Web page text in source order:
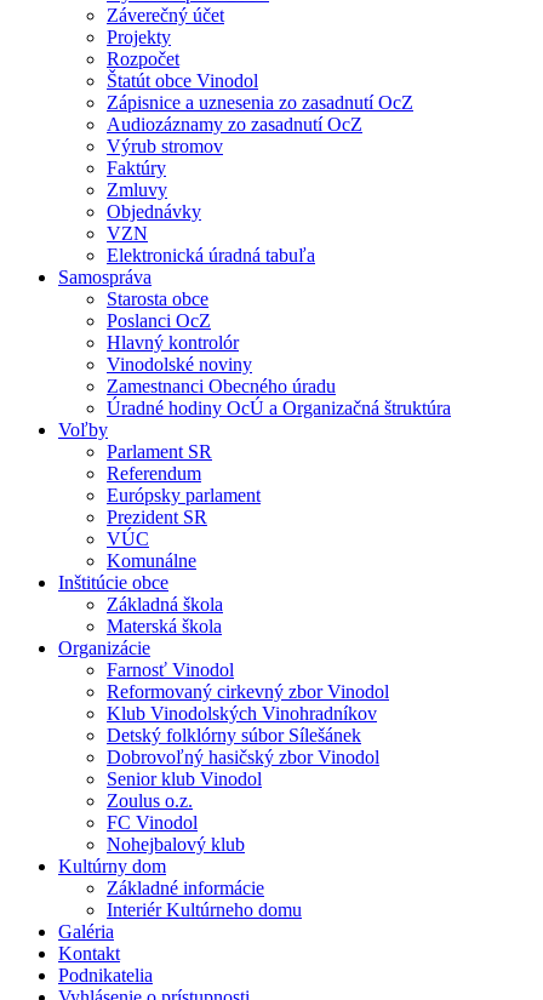
Záverečný účet
Projekty
Rozpočet
Štatút obce Vinodol
Zápisnice a uznesenia zo zasadnutí OcZ
Audiozáznamy zo zasadnutí OcZ
Výrub stromov
Faktúry
Zmluvy
Objednávky
VZN
Elektronická úradná tabuľa
Samospráva
Starosta obce
Poslanci OcZ
Hlavný kontrolór
Vinodolské noviny
Zamestnanci Obecného úradu
Úradné hodiny OcÚ a Organizačná štruktúra
Voľby
Parlament SR
Referendum
Európsky parlament
Prezident SR
VÚC
Komunálne
Inštitúcie obce
Základná škola
Materská škola
Organizácie
Farnosť Vinodol
Reformovaný cirkevný zbor Vinodol
Klub Vinodolských Vinohradníkov
Detský folklórny súbor Sílešánek
Dobrovoľný hasičský zbor Vinodol
Senior klub Vinodol
Zoulus o.z.
FC Vinodol
Nohejbalový klub
Kultúrny dom
Základné informácie
Interiér Kultúrneho domu
Galéria
Kontakt
Podnikatelia